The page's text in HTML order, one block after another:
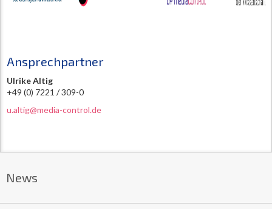
Ansprechpartner
Ulrike Altig
+49 (0) 7221 / 309-0
u.altig@media-control.de
News